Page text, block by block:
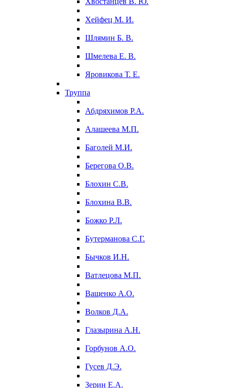
Хейфец М. И.
Шлямин Б. В.
Шмелева Е. В.
Яровикова Т. Е.
Труппа
Абдряхимов Р.А.
Алашеева М.П.
Баголей М.И.
Берегова О.В.
Блохин С.В.
Блохина В.В.
Божко Р.Л.
Бутерманова С.Г.
Бычков И.Н.
Ватлецова М.П.
Ващенко А.О.
Волков Д.А.
Глазырина А.Н.
Горбунов А.О.
Гусев Д.Э.
Зерин Е.А.